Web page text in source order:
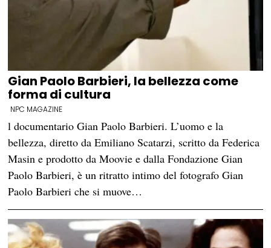
Gian Paolo Barbieri, la bellezza come
forma di cultura
NPC MAGAZINE
l documentario Gian Paolo Barbieri. L’uomo e la
bellezza, diretto da Emiliano Scatarzi, scritto da Federica
Masin e prodotto da Moovie e dalla Fondazione Gian
Paolo Barbieri, è un ritratto intimo del fotografo Gian
Paolo Barbieri che si muove…